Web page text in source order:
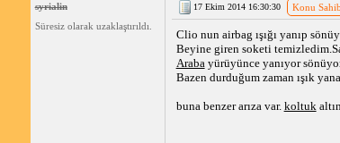
syrialin
Süresiz olarak uzaklaştırıldı.
17 Ekim 2014 16:30:30 Konu
Clio nun airbag ışığı yanıp
Beyine giren soketi
Arabayürüyünce yanıyor
Bazen durduğum zaman ışık
buna benzer arıza var. koltuk